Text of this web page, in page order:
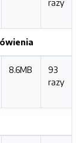
razy
8.6MB
93
razy